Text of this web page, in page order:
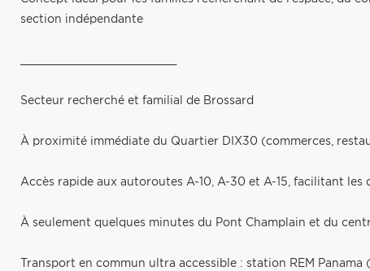
section indépendante
Secteur recherché et familial de Brossard
À proximité immédiate du Quartier DIX30 (commerces,
Accès rapide aux autoroutes A-10, A-30 et A-15, facilitant les
À seulement quelques minutes du Pont Champlain et du
Transport en commun ultra accessible : station REM